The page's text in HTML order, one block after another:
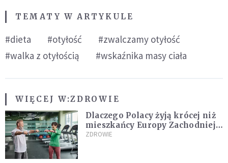
TEMATY W ARTYKULE
#dieta #otyłość
#zwalczamy otyłość
#walka z otyłością
#wskaźnika masy ciała
WIĘCEJ W:ZDROWIE
Dlaczego Polacy żyją krócej niż
mieszkańcy Europy Zachodniej?
Ekspertka wskazuje główne
ZDROWIE